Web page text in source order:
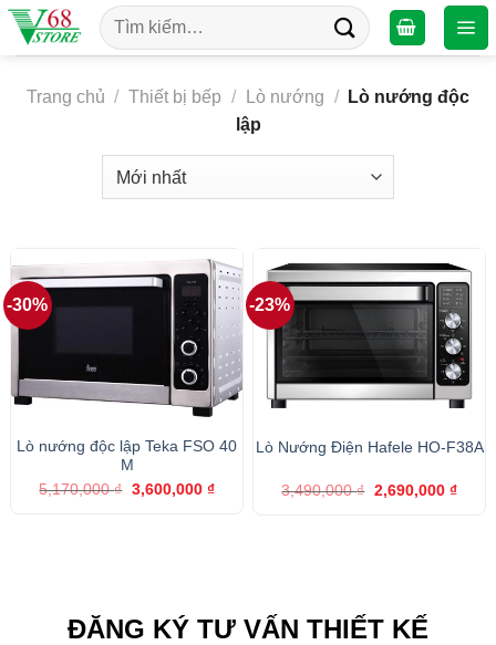
Chuyển
đến
dung
Tìm
kiếm:
Trang chủ / Thiết bị bếp / Lò nướng /
Lò nướng độc
lập
-30%
Lò nướng độc lập Teka FSO 40
M
5,170,000₫ Giá
3,600,000 ₫Giá
-23%
Lò Nướng Điện Hafele HO-F38A
3,490,000₫ Giá
gốc
2,690,000 ₫Giá
ĐĂNG KÝ TƯ VẤN THIẾT KẾ